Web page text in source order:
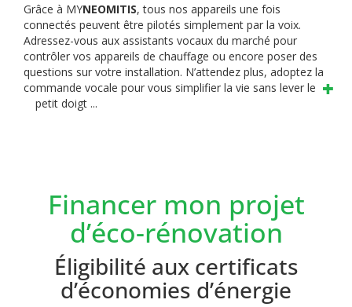
Grâce à MYNEOMITIS, tous nos appareils une fois
connectés peuvent être pilotés simplement par la voix.
Adressez-vous aux assistants vocaux du marché pour
contrôler vos appareils de chauffage ou encore poser des
questions sur votre installation. N’attendez plus, adoptez la
commande vocale pour vous simplifier la vie sans lever le
petit doigt ...
Financer mon projet
d’éco-rénovation
Éligibilité aux certificats
d’économies d’énergie